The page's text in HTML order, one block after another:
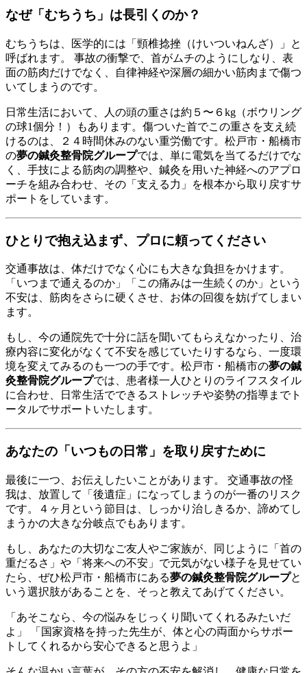
なぜ「むちうち」は長引くのか？
むちうちは、医学的には「頸椎捻挫（けいついねんざ）」と
呼ばれます。 事故の衝撃で、首がムチのようにしなり、表
面の筋肉だけでなく、自律神経や深層の細かい筋肉まで傷つ
いてしまうのです。
日常生活において、人の頭の重さは約５〜６kg（ボウリング
の球1個分！）もあります。傷ついた首でこの重さを支え続
けるのは、２４時間休みのない重労働です。松戸市・船橋市
の夢の鍼灸整骨院グループでは、単に電気を当てるだけでな
く、手技による筋肉の調整や、鍼灸を用いた神経へのアプロ
ーチを組み合わせ、その「支える力」を根本から取り戻すサ
ポートをしています。
ひとりで抱え込まず、プロに頼ってください
交通事故は、体だけでなく心にも大きな負担をかけます。
「いつまで通えるのか」「この痛みは一生続くのか」という
不安は、筋肉をさらに硬くさせ、お体の回復を妨げてしまい
ます。
もし、今の通院先で十分に話を聞いてもらえなかったり、治
療内容に変化がなくて不安を感じていたりするなら、一度環
境を変えてみるのも一つの手です。松戸市・船橋市の夢の鍼
灸整骨院グループでは、患者様一人ひとりのライフスタイル
に合わせ、日常生活でできるストレッチや姿勢の指導までト
ータルでサポートいたします。
あなたの「いつもの日常」を取り戻すために
最後に一つ、お伝えしたいことがあります。 交通事故の怪
我は、放置して「後遺症」になってしまうのが一番のリスク
です。４ヶ月という節目は、しっかり治しきるか、諦めてし
まうかの大きな分岐点でもあります。
もし、あなたの大切なご友人やご家族が、同じように「首の
重だるさ」や「将来への不安」で元気がない様子を見せてい
たら、ぜひ松戸市・船橋市にある夢の鍼灸整骨院グループと
いう選択肢があることを、そっと教えてあげてください。
「あそこなら、今の悩みをじっくり聞いてくれるみたいだ
よ」 「国家資格を持った先生が、体と心の両面からサポー
トしてくれるから安心できると思うよ」